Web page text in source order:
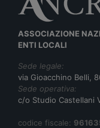
ASSOCIAZIONE
ENTI LOCALI
Sede legale:
via Gioacchino Belli,
Sede operativa:
c/o Studio Castellani
codice fiscale: